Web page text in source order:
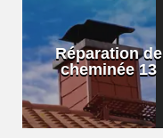
Réparation de
cheminée 13